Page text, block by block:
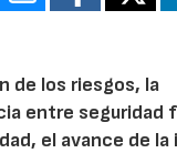
de los riesgos, la
entre seguridad
el avance de